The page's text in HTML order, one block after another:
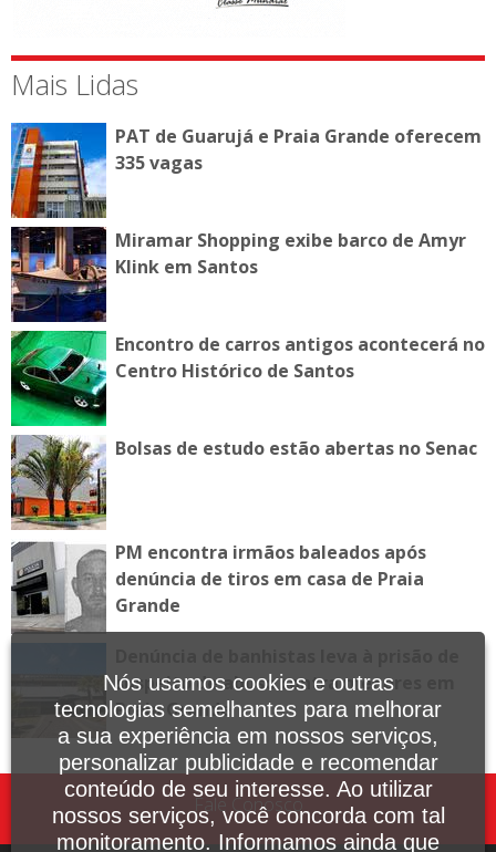
Mais Lidas
PAT de Guarujá e Praia Grande oferecem
335 vagas
Miramar Shopping exibe barco de Amyr
Klink em Santos
Encontro de carros antigos acontecerá no
Centro Histórico de Santos
Bolsas de estudo estão abertas no Senac
PM encontra irmãos baleados após
denúncia de tiros em casa de Praia
Grande
suspeito de abuso contra menores em
Praia Grande
Fale Conosco
Nós usamos cookies e outras
tecnologias semelhantes para melhorar
a sua experiência em nossos serviços,
personalizar publicidade e recomendar
conteúdo de seu interesse. Ao utilizar
nossos serviços, você concorda com tal
monitoramento. Informamos ainda que